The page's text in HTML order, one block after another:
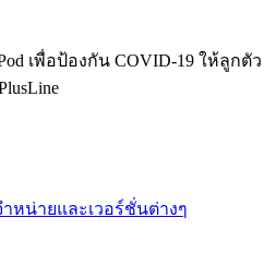
เพื่อป้องกัน COVID-19 ให้ลูกตัว
ำหน่ายและเวอร์ชั่นต่างๆ